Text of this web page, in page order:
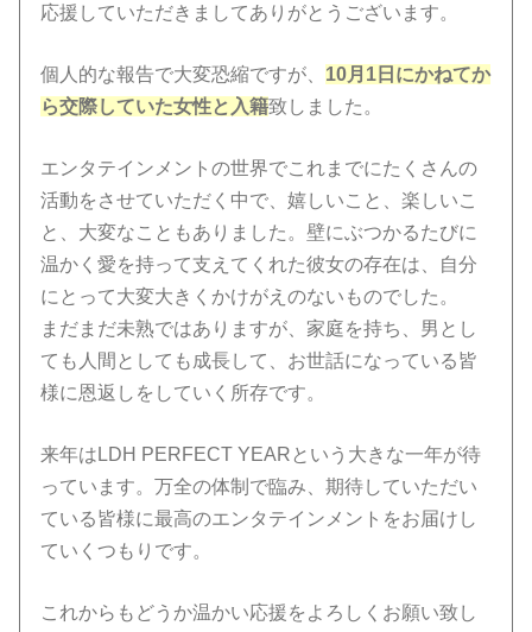
応援していただきましてありがとうございます。
個人的な報告で大変恐縮ですが、 10月1日にかねてか
ら交際していた女性と入籍致しました。
エンタテインメントの世界でこれまでにたくさんの
活動をさせていただく中で、嬉しいこと、楽しいこ
と、大変なこともありました。壁にぶつかるたびに
温かく愛を持って支えてくれた彼女の存在は、自分
にとって大変大きくかけがえのないものでした。
まだまだ未熟ではありますが、家庭を持ち、男とし
ても人間としても成長して、お世話になっている皆
様に恩返しをしていく所存です。
来年はLDH PERFECT YEARという大きな一年が待
っています。万全の体制で臨み、期待していただい
ている皆様に最高のエンタテインメントをお届けし
ていくつもりです。
これからもどうか温かい応援をよろしくお願い致し